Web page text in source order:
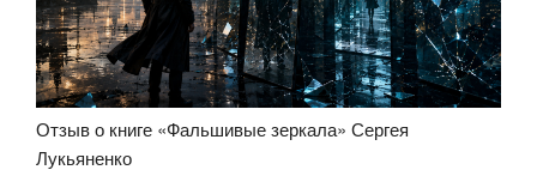
всё?»
Отзыв о книге «Фальшивые зеркала» Сергея
Лукьяненко